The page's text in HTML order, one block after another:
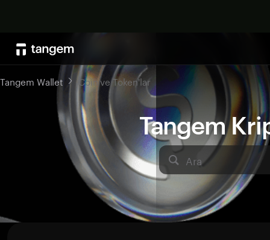
Tangem
Ara
Tangem Wallet Coin ve Token'lar